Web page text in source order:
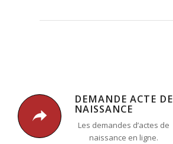
DEMANDE ACTE DE
NAISSANCE
Les demandes d’actes de
naissance en ligne.